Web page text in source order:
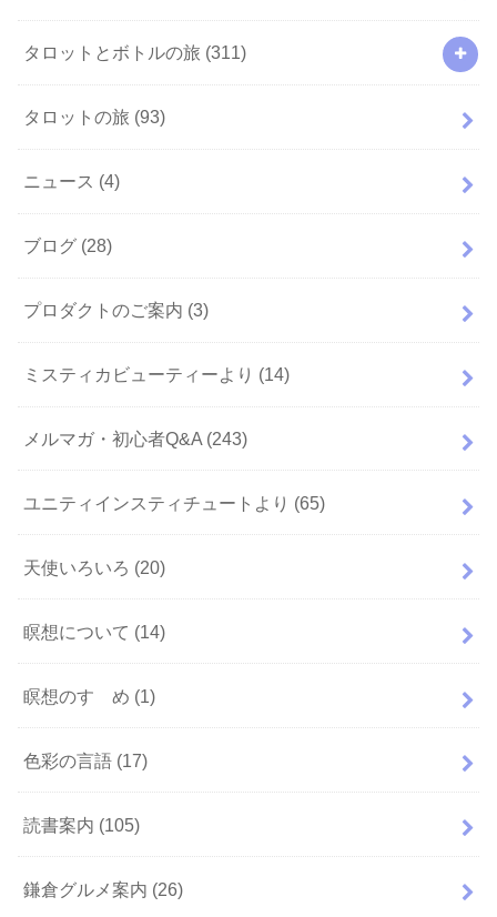
タロットとボトルの旅 (311)
タロットの旅 (93)
ニュース (4)
ブログ (28)
プロダクトのご案内 (3)
ミスティカビューティーより (14)
メルマガ・初心者Q&A (243)
ユニティインスティチュートより (65)
天使いろいろ (20)
瞑想について (14)
瞑想のすゝめ (1)
色彩の言語 (17)
読書案内 (105)
鎌倉グルメ案内 (26)